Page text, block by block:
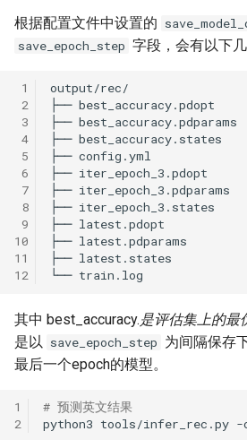
根据配置文件中设置的
save_epoch_step 字段，会有以下
1
2
3
4
5
6
7
8
9
10
11
12
其中 best_accuracy.是评估集上的最
是以 save_epoch_step 为间隔保存
最后一个epoch的模型。
1
2
# 预测英文结果
python3 tools/infer_rec.py -